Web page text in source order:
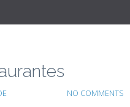
NO COMMENTS